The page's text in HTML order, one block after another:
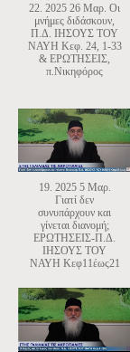
22. 2025 26 Μαρ. Οι
μνήμες διδάσκουν,
Π.Δ. ΙΗΣΟΥΣ ΤΟΥ
ΝΑΥΗ Κεφ. 24, 1-33
& ΕΡΩΤΗΣΕΙΣ,
π.Νικηφόρος
19. 2025 5 Μαρ.
Γιατί δεν
συνυπάρχουν και
γίνεται διανομή;
ΕΡΩΤΗΣΕΙΣ-Π.Δ.
ΙΗΣΟΥΣ ΤΟΥ
ΝΑΥΗ Κεφ11έως21